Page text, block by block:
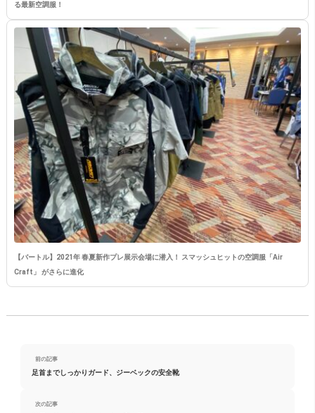
る最新空調服！
【バートル】2021年 春夏新作プレ展示会場に潜入！ スマッシュヒットの空調服「Air
Craft」 がさらに進化
前の記事
足首までしっかりガード、ジーベックの安全靴
次の記事